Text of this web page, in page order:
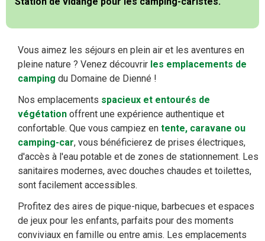
Vous aimez les séjours en plein air et les aventures en
pleine nature ? Venez découvrir les emplacements de
camping du Domaine de Dienné !
Nos emplacements spacieux et entourés de
végétation offrent une expérience authentique et
confortable. Que vous campiez en tente, caravane ou
camping-car, vous bénéficierez de prises électriques,
d'accès à l'eau potable et de zones de stationnement. Les
sanitaires modernes, avec douches chaudes et toilettes,
sont facilement accessibles.
Profitez des aires de pique-nique, barbecues et espaces
de jeux pour les enfants, parfaits pour des moments
conviviaux en famille ou entre amis. Les emplacements